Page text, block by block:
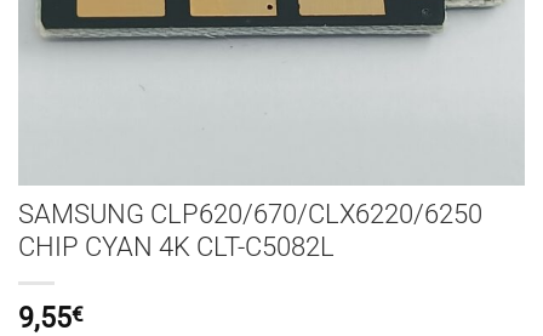
SAMSUNG CLP620/670/CLX6220/6250
CHIP CYAN 4K CLT-C5082L
9,55€